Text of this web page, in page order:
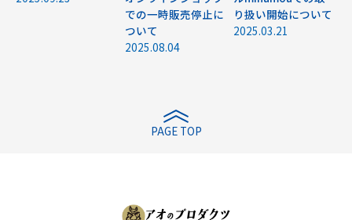
での一時販売停止に
ついて
2025.08.04
り扱い開始について
2025.03.21
PAGE TOP